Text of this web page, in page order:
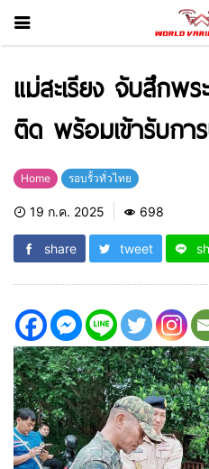
แม่สะเรียง จับสึกพ
ติด พร้อมเข้ารับก
Home รอบรั้วทั่วไทย
19 ก.ค. 2025 698
share tweet